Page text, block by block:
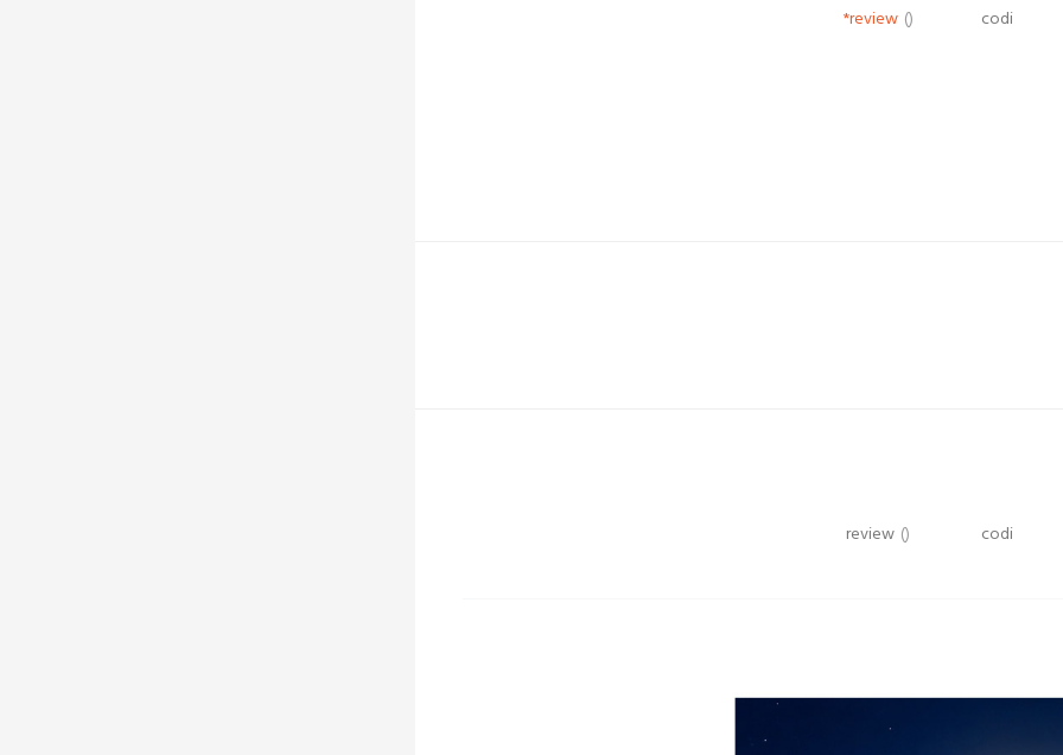
*review () codi
review () codi